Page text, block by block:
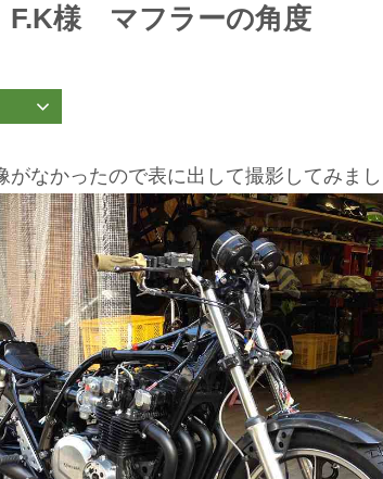
様 マフラーの角度
がなかったので表に出して撮影してみま